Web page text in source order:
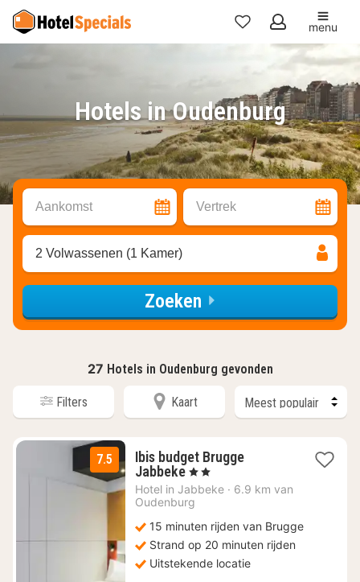
Mijn
favorieten
menu
Hotels in Oudenburg
Aankomst Vertrek
2 Volwassenen (1 Kamer)
Zoeken
27 Hotels in Oudenburg gevonden
Filters Kaart
7.5
Ibis budget Brugge
Jabbeke1
nacht
vanaf
€
64
, 2 Sterren
Hotel in Jabbeke · 6.9 km van
Oudenburg
15 minuten rijden van Brugge
Strand op 20 minuten rijden
Uitstekende locatie